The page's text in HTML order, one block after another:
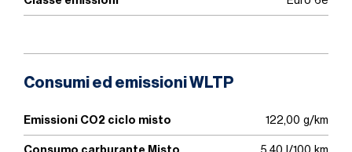
Consumi ed emissioni WLTP
Emissioni CO2 ciclo misto 122,00 g/km
5,40 l/100 km